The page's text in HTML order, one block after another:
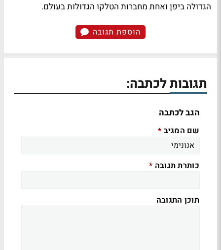
הגדולה ביפן ואחת מחברות הטלקו הגדולות בעולם.
הוספת תגובה
תגובות לכתבה:
הגב לכתבה
שם המגיב *
כותרת תגובה *
תוכן התגובה